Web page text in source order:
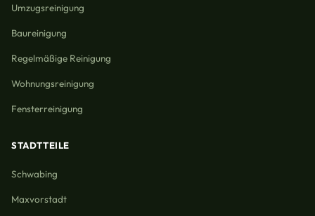
Umzugsreinigung
Baureinigung
Regelmäßige Reinigung
Wohnungsreinigung
Fensterreinigung
STADTTEILE
Schwabing
Maxvorstadt